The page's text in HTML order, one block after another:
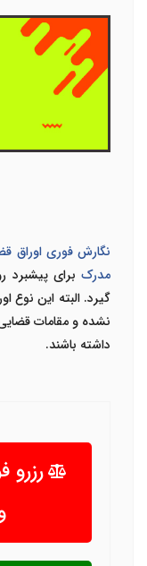
نگارش فوری اوراق
مدرک برای پیشبرد
گیرد. البته این نوع
نشده و مقامات
داشته باشند.
رزرو